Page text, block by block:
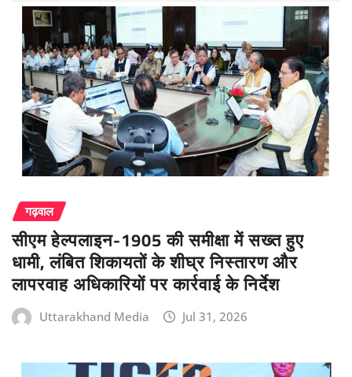
गढ़वाल
सीएम हेल्पलाइन-1905 की समीक्षा में सख्त हुए
धामी, लंबित शिकायतों के शीघ्र निस्तारण और
लापरवाह अधिकारियों पर कार्रवाई के निर्देश
Uttarakhand Media Jul 31, 2026